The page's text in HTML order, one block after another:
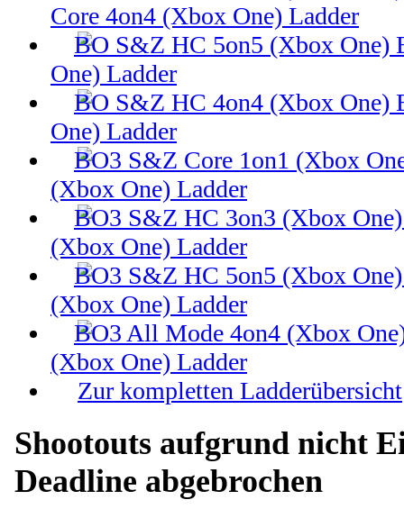
Core 4on4 (Xbox One) Ladder
One) Ladder
One) Ladder
(Xbox One) Ladder
(Xbox One) Ladder
(Xbox One) Ladder
(Xbox One) Ladder
Zur kompletten Ladderübersicht
Shootouts aufgrund nicht
Deadline abgebrochen